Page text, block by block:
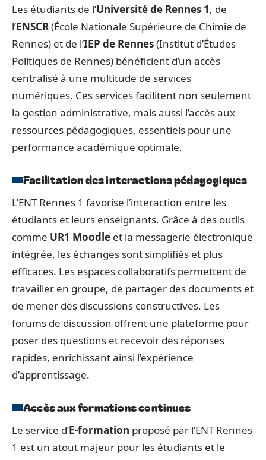
Les étudiants de l’Université de Rennes 1, de
l’ENSCR(École Nationale Supérieure de Chimie de
Rennes) et de l’IEP de Rennes(Institut d’Études
Politiques de Rennes) bénéficient d’un accès
centralisé à une multitude de services
numériques. Ces services facilitent non seulement
la gestion administrative, mais aussi l’accès aux
ressources pédagogiques, essentiels pour une
performance académique optimale.
Facilitation des interactions pédagogiques
L’ENT Rennes 1 favorise l’interaction entre les
étudiants et leurs enseignants. Grâce à des outils
comme UR1 Moodle et la messagerie électronique
intégrée, les échanges sont simplifiés et plus
efficaces. Les espaces collaboratifs permettent de
travailler en groupe, de partager des documents et
de mener des discussions constructives. Les
forums de discussion offrent une plateforme pour
poser des questions et recevoir des réponses
rapides, enrichissant ainsi l’expérience
d’apprentissage.
Accès aux formations continues
Le service d’E-formation proposé par l’ENT Rennes
1 est un atout majeur pour les étudiants et le